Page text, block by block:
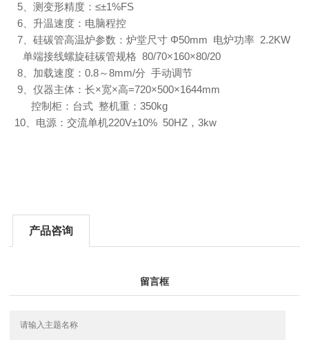
5 、测变形精度：≤±1%FS
6 、升温速度：电脑程控
7 、硅碳管高温炉参数：炉堂尺寸 Φ50mm 电炉功率 2.2KW
单端接线螺旋硅碳管规格 80/70×160×80/20
8 、加载速度：0.8～8mm/分 手动调节
9 、仪器主体：长×宽×高=720×500×1644mm
控制柜：台式整机重：350kg
10 、电源：交流单机220V±10% 50HZ ，3kw
产品咨询
留言框